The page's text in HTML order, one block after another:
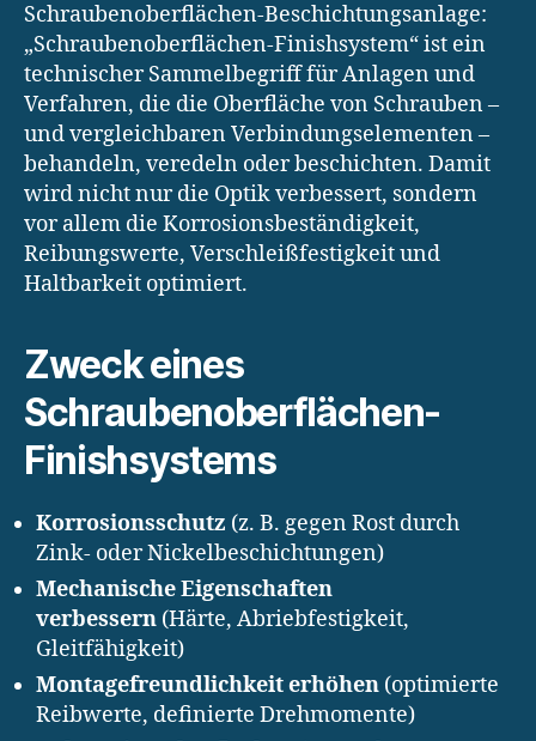
Schraubenoberflächen-Beschichtungsanlage:
„Schraubenoberflächen-Finishsystem“ ist ein
technischer Sammelbegriff für Anlagen und
Verfahren, die die Oberfläche von Schrauben –
und vergleichbaren Verbindungselementen –
behandeln, veredeln oder beschichten. Damit
wird nicht nur die Optik verbessert, sondern
vor allem die Korrosionsbeständigkeit,
Reibungswerte, Verschleißfestigkeit und
Haltbarkeit optimiert.
Zweck eines
Schraubenoberflächen-
Finishsystems
Korrosionsschutz (z. B. gegen Rost durch
Zink- oder Nickelbeschichtungen)
Mechanische Eigenschaften
verbessern (Härte, Abriebfestigkeit,
Gleitfähigkeit)
Montagefreundlichkeit erhöhen (optimierte
Reibwerte, definierte Drehmomente)